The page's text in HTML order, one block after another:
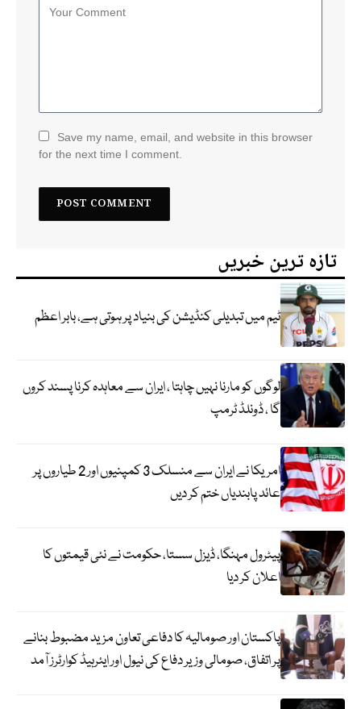
Save my name, email, and website in this browser
for the next time I comment.
تازہ ترین خبریں
ٹیم میں تبدیلی کنڈیشن کی بنیاد پر ہوتی ہے، بابر اعظم
لوگوں کو مارنا نہیں چاہتا ، ایران سے معاہدہ کرنا پسند کروں
گا ، ڈونلڈ ٹرمپ
امریکا نے ایران سے منسلک 3 کمپنیوں اور 2 طیاروں پر
عائد پابندیاں ختم کر دیں
پیٹرول مہنگا، ڈیزل سستا، حکومت نے نئی قیمتوں کا
اعلان کر دیا
پاکستان اور صومالیہ کا دفاعی تعاون مزید مضبوط بنانے
پر اتفاق، صومالی وزیر دفاع کی نیول اور ایئرہیڈ کوارٹرز آمد